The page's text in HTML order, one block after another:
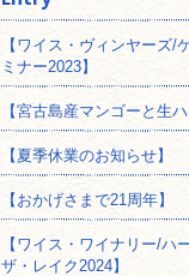
【ワイス・ヴィンヤーズ/
ミナー2023】
【宮古島産マンゴーと生ハ
【夏季休業のお知らせ】
【おかげさまで21周年】
【ワイス・ワイナリー/ハ
ザ・レイク2024】